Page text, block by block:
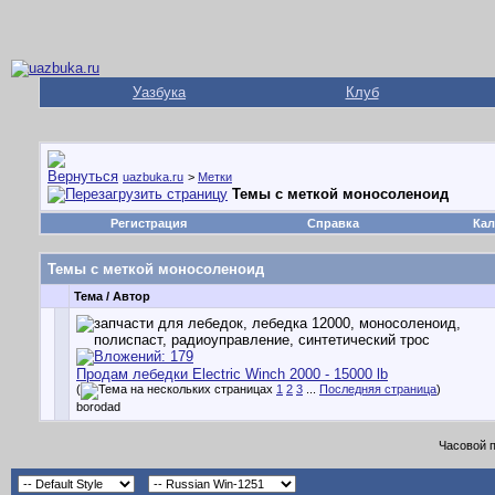
Уазбука Клуб
uazbuka.ru > Метки
Темы с меткой моносоленоид
Регистрация Справка
Темы с меткой моносоленоид
Тема / Автор
Продам лебедки Electric Winch 2000 - 15000 lb
( 1 2 3 Последняя страница)
borodad
Часовой